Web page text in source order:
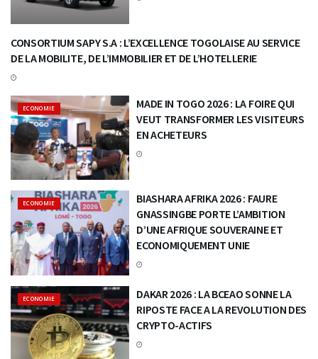
ECONOMIE
CONSORTIUM SAPY S.A : L’EXCELLENCE TOGOLAISE AU SERVICE
DE LA MOBILITE, DE L’IMMOBILIER ET DE L’HOTELLERIE
ECONOMIE
MADE IN TOGO 2026 : LA FOIRE QUI
VEUT TRANSFORMER LES VISITEURS
EN ACHETEURS
ECONOMIE
BIASHARA AFRIKA 2026 : FAURE
GNASSINGBE PORTE L’AMBITION
D’UNE AFRIQUE SOUVERAINE ET
ECONOMIQUEMENT UNIE
ECONOMIE
DAKAR 2026 : LA BCEAO SONNE LA
RIPOSTE FACE A LA REVOLUTION DES
CRYPTO-ACTIFS